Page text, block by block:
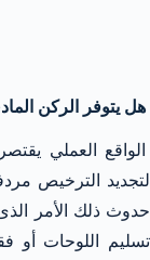
هل يتوفر الركن
الواقع العملي
لتجديد الترخيص
حدوث ذلك الأمر
تسليم اللوحات أو